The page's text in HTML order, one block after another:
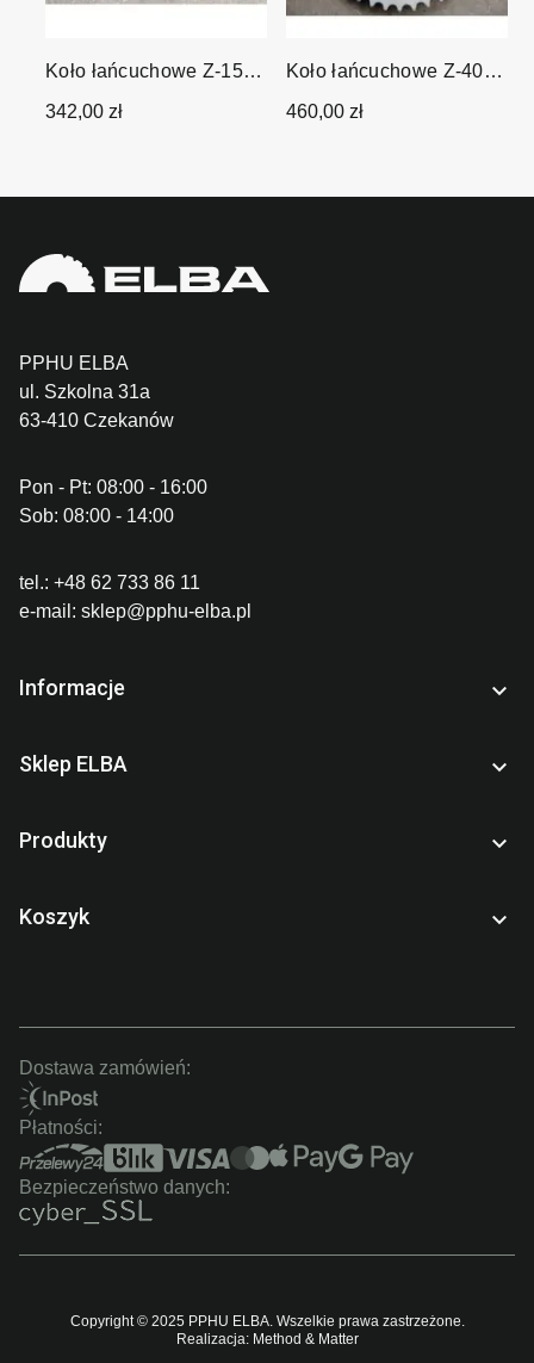
Koło łańcuchowe Z-15 1"
fi 30/35 mm...
342,00 zł
Koło łańcuchowe Z-40
3/4" fi 30 mm wpust 8
460,00 zł
PPHU ELBA
ul. Szkolna 31a
63-410 Czekanów
Pon - Pt: 08:00 - 16:00
Sob: 08:00 - 14:00
tel.: +48 62 733 86 11
e-mail: sklep@pphu-elba.pl
Informacje 
Sklep ELBA 
Produkty 
Koszyk 
Dostawa zamówień:
Płatności:
Bezpieczeństwo danych:
Copyright © 2025 PPHU ELBA. Wszelkie prawa zastrzeżone.
Realizacja: Method & Matter